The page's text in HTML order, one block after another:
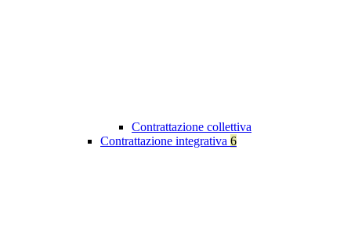
Contrattazione collettiva
Contrattazione integrativa 6